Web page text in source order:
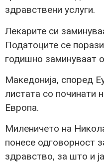
здравствени услуги.
Лекарите си
Податоците се
годишно заминуваат
Македонија, според
листата со починати
Европа.
Миленичето на
понесе одговорност
здравство, за што и